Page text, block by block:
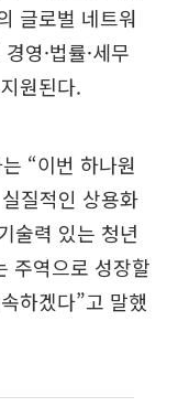
글로벌 네트워
영·법률·세무
원된다.
“이번 하나원
질적인 상용화
술력 있는 청년
주역으로 성장할
하겠다”고 말했